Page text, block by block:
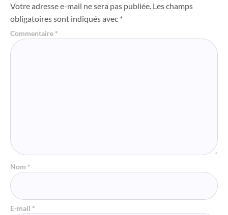
Votre adresse e-mail ne sera pas publiée. Les champs
obligatoires sont indiqués avec *
Commentaire *
Nom *
E-mail *